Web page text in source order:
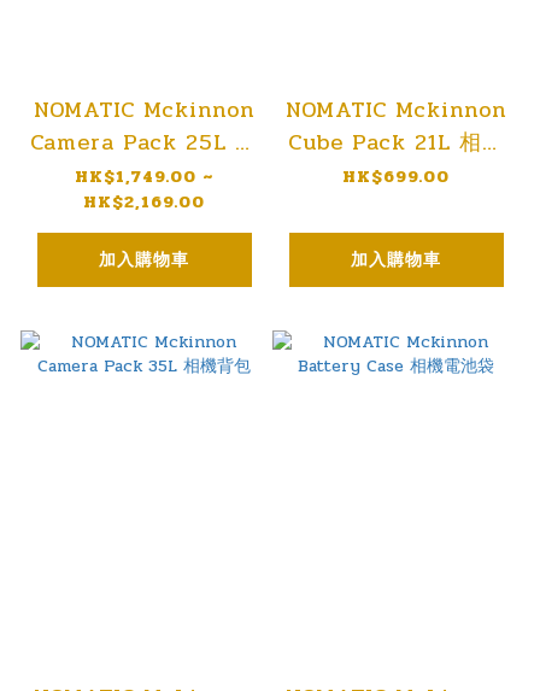
NOMATIC Mckinnon
Camera Pack 25L 相
機背包
HK$1,749.00 ~
HK$2,169.00
加入購物車
NOMATIC Mckinnon
Cube Pack 21L 相機
內膽背包
HK$699.00
加入購物車